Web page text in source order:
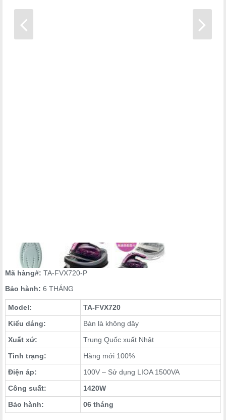
Mã hàng#: TA-FVX720-P
Bảo hành: 6 THÁNG
Model:
TA-FVX720
Kiểu dáng:
Bàn là không dây
Xuất xứ:
Trung Quốc xuất Nhật
Tình trạng:
Hàng mới 100%
Điện áp:
100V – Sử dụng LIOA 1500VA
Công suất:
1420W
Bảo hành:
06 tháng